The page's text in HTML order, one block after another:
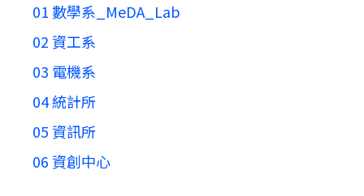
01 數學系_MeDA_Lab
02 資工系
03 電機系
04 統計所
05 資訊所
06 資創中心